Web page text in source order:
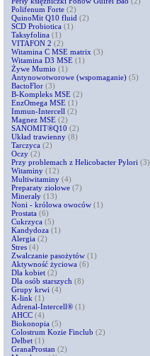
Polifenum Forte (2)
QuinoMit Q10 fluid (2)
SCD Probiotica (1)
Taksyfolina (1)
VITAFON 2 (2)
Witamina C MSE matrix (3)
Witamina D3 MSE (1)
Żywe Mumio (1)
Antynowotworowe (wspomaganie) (5)
BactoFlor (3)
B-Kompleks MSE (2)
EnzOmega MSE (1)
Immun-Intercell (2)
Magnez MSE (2)
SANOMIT®Q10 (2)
Układ trawienny (8)
Tarczyca (2)
Oczy (2)
Przy problemach z Helicobacter Pylori (3)
Witaminy (12)
Multiwitaminy (4)
Preparaty ziołowe (7)
Minerały (13)
Noni - królowa owoców (1)
Prostata (6)
Cukrzyca (5)
Kandydoza (1)
Alergia (2)
Stres (4)
Zwalczanie pasożytów (1)
Aktywność życiowa (6)
Dla kobiet (2)
Dla osób starszych (8)
Grupy krwi (4)
K-link (1)
Adrenal-Intercell® (1)
AHCC (4)
Biokonopia (5)
Colostrum Kozie Finclub (2)
Delbet (1)
GranaProstan (2)